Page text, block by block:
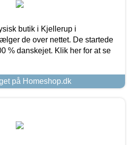
butik i Kjellerup i
de over nettet. De startede
% danskejet. Klik her for at se
på Homeshop.dk